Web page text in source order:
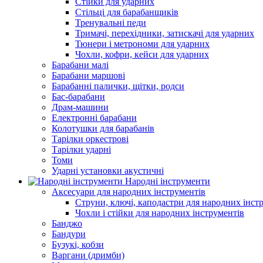
Стільці для барабанщиків
Тренувальні педи
Тримачі, перехідники, затискачі для ударних
Тюнери і метрономи для ударних
Чохли, кофри, кейси для ударних
Барабани малі
Барабани маршові
Барабанні палички, щітки, родси
Бас-барабани
Драм-машини
Електронні барабани
Колотушки для барабанів
Тарілки оркестрові
Тарілки ударні
Томи
Ударні установки акустичні
Народні інструменти
Аксесуари для народних інструментів
Струни, ключі, каподастри для народних
Чохли і стійки для народних інструментів
Банджо
Бандури
Бузукі, кобзи
Варгани (дримби)